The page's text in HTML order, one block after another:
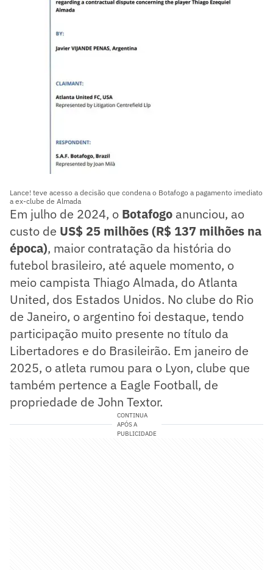
Lance! teve acesso a decisão que condena o Botafogo a pagamento imediato
a ex-clube de Almada
Em julho de 2024, o Botafogo anunciou, ao
custo de US$ 25 milhões (R$ 137 milhões na
época), maior contratação da história do
futebol brasileiro, até aquele momento, o
meio campista Thiago Almada, do Atlanta
United, dos Estados Unidos. No clube do Rio
de Janeiro, o argentino foi destaque, tendo
participação muito presente no título da
Libertadores e do Brasileirão. Em janeiro de
2025, o atleta rumou para o Lyon, clube que
também pertence a Eagle Football, de
propriedade de John Textor.
CONTINUA
APÓS A
PUBLICIDADE